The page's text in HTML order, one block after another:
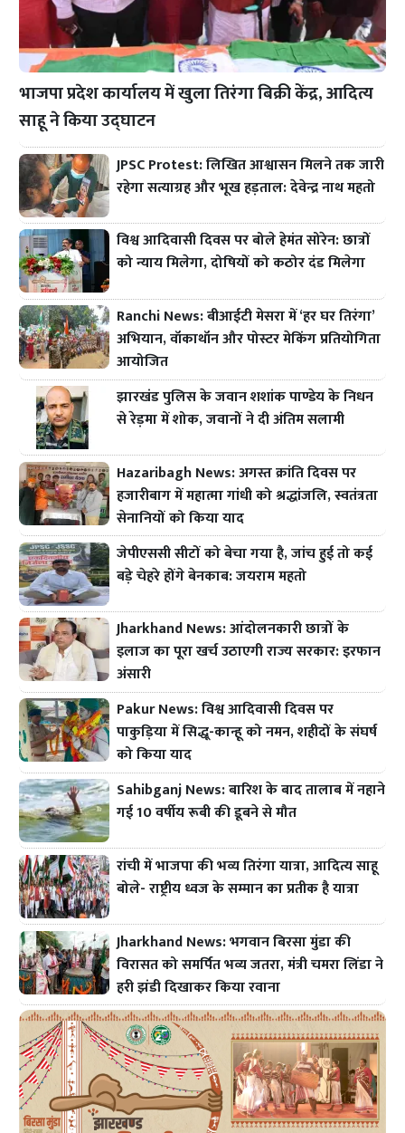
भाजपा प्रदेश कार्यालय में खुला तिरंगा बिक्री केंद्र, आदित्य
साहू ने किया उद्घाटन
JPSC Protest: लिखित आश्वासन मिलने तक जारी
रहेगा सत्याग्रह और भूख हड़ताल: देवेन्द्र नाथ महतो
विश्व आदिवासी दिवस पर बोले हेमंत सोरेन: छात्रों
को न्याय मिलेगा, दोषियों को कठोर दंड मिलेगा
Ranchi News: बीआईटी मेसरा में ‘हर घर तिरंगा’
अभियान, वॉकाथॉन और पोस्टर मेकिंग प्रतियोगिता
आयोजित
झारखंड पुलिस के जवान शशांक पाण्डेय के निधन
से रेड़मा में शोक, जवानों ने दी अंतिम सलामी
Hazaribagh News: अगस्त क्रांति दिवस पर
हजारीबाग में महात्मा गांधी को श्रद्धांजलि, स्वतंत्रता
सेनानियों को किया याद
जेपीएससी सीटों को बेचा गया है, जांच हुई तो कई
बड़े चेहरे होंगे बेनकाब: जयराम महतो
Jharkhand News: आंदोलनकारी छात्रों के
इलाज का पूरा खर्च उठाएगी राज्य सरकार: इरफान
अंसारी
Pakur News: विश्व आदिवासी दिवस पर
पाकुड़िया में सिद्धू-कान्हू को नमन, शहीदों के संघर्ष
को किया याद
Sahibganj News: बारिश के बाद तालाब में नहाने
गई 10 वर्षीय रूबी की डूबने से मौत
रांची में भाजपा की भव्य तिरंगा यात्रा, आदित्य साहू
बोले- राष्ट्रीय ध्वज के सम्मान का प्रतीक है यात्रा
Jharkhand News: भगवान बिरसा मुंडा की
विरासत को समर्पित भव्य जतरा, मंत्री चमरा लिंडा ने
हरी झंडी दिखाकर किया रवाना